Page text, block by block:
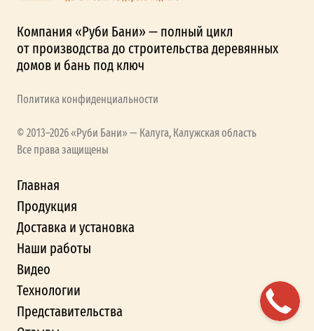
Компания «Руби Бани» — полный цикл
от производства до строительства деревянных
домов и бань под ключ
Политика конфиденциальности
© 2013–2026 «Руби Бани» — Калуга, Калужская область
Все права защищены
Главная
Продукция
Доставка и установка
Наши работы
Видео
Технологии
Представительства